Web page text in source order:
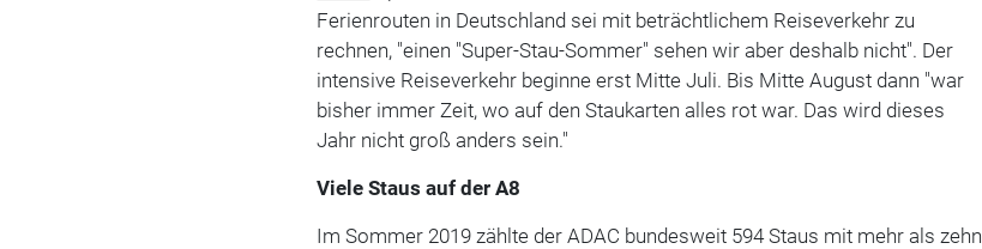
Ferienrouten in Deutschland sei mit beträchtlichem Reiseverkehr zu
rechnen, "einen "Super-Stau-Sommer" sehen wir aber deshalb nicht". Der
intensive Reiseverkehr beginne erst Mitte Juli. Bis Mitte August dann "war
bisher immer Zeit, wo auf den Staukarten alles rot war. Das wird dieses
Jahr nicht groß anders sein."
Viele Staus auf der A8
Im Sommer 2019 zählte der ADAC bundesweit 594 Staus mit mehr als zehn